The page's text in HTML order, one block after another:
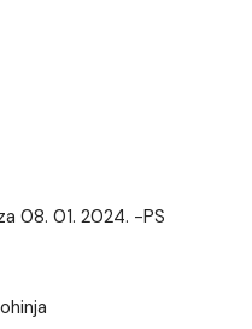
08. 01. 2024. -PS